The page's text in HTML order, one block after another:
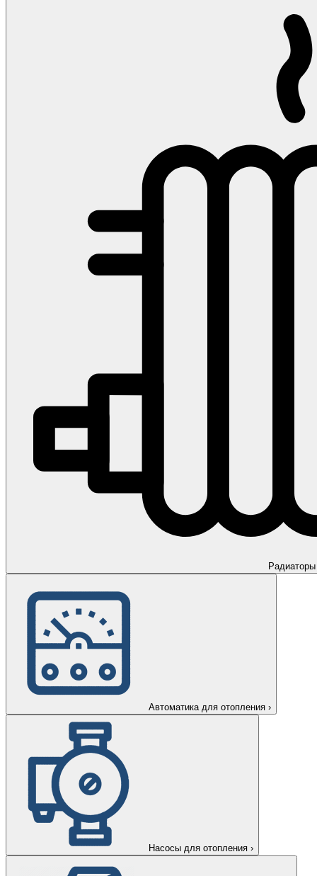
Радиаторы
Автоматика для отопления ›
Насосы для отопления ›